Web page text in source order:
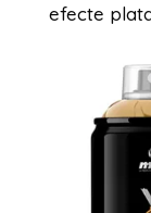
efecte